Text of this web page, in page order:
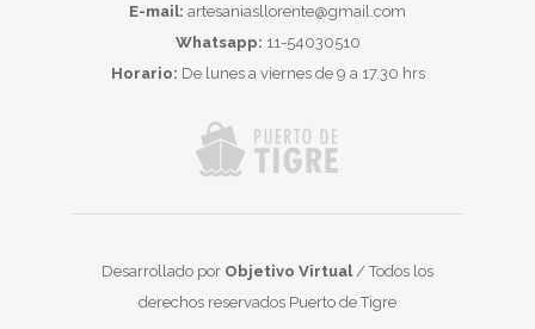
E-mail: artesaniasllorente@gmail.com
Whatsapp: 11-54030510
Horario: De lunes a viernes de 9 a 17.30 hrs
Desarrollado por Objetivo Virtual/ Todos los
derechos reservados Puerto de Tigre